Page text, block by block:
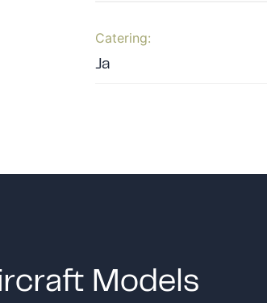
Catering:
Ja
Models